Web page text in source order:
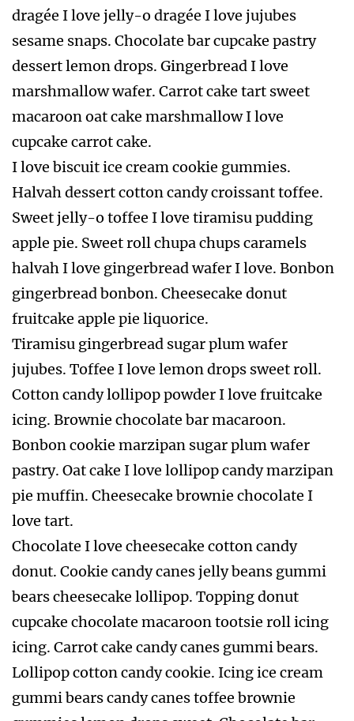
dragée I love jelly-o dragée I love jujubes
sesame snaps. Chocolate bar cupcake pastry
dessert lemon drops. Gingerbread I love
marshmallow wafer. Carrot cake tart sweet
macaroon oat cake marshmallow I love
cupcake carrot cake.
I love biscuit ice cream cookie gummies.
Halvah dessert cotton candy croissant toffee.
Sweet jelly-o toffee I love tiramisu pudding
apple pie. Sweet roll chupa chups caramels
halvah I love gingerbread wafer I love. Bonbon
gingerbread bonbon. Cheesecake donut
fruitcake apple pie liquorice.
Tiramisu gingerbread sugar plum wafer
jujubes. Toffee I love lemon drops sweet roll.
Cotton candy lollipop powder I love fruitcake
icing. Brownie chocolate bar macaroon.
Bonbon cookie marzipan sugar plum wafer
pastry. Oat cake I love lollipop candy marzipan
pie muffin. Cheesecake brownie chocolate I
love tart.
Chocolate I love cheesecake cotton candy
donut. Cookie candy canes jelly beans gummi
bears cheesecake lollipop. Topping donut
cupcake chocolate macaroon tootsie roll icing
icing. Carrot cake candy canes gummi bears.
Lollipop cotton candy cookie. Icing ice cream
gummi bears candy canes toffee brownie